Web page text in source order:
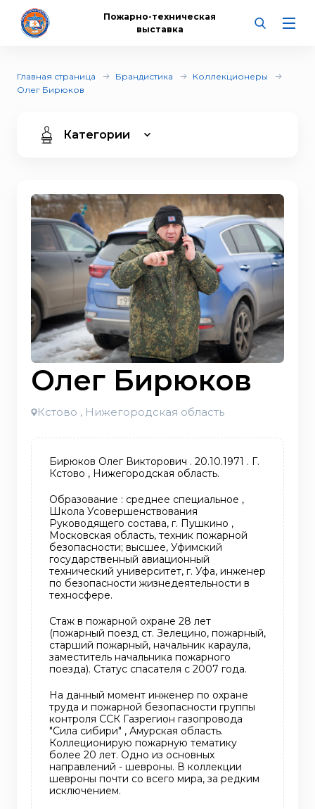
Пожарно-техническая
выставка
Главная страница Брандистика
Коллекционеры
Олег Бирюков
Категории
Олег Бирюков
Кстово , Нижегородская область
Бирюков Олег Викторович . 20.10.1971 . Г.
Кстово , Нижегородская область.
Образование : среднее специальное ,
Школа Усовершенствования
Руководящего состава, г. Пушкино ,
Московская область, техник пожарной
безопасности; высшее, Уфимский
государственный авиационный
технический университет, г. Уфа, инженер
по безопасности жизнедеятельности в
техносфере.
Стаж в пожарной охране 28 лет
(пожарный поезд ст. Зелецино, пожарный,
старший пожарный, начальник караула,
заместитель начальника пожарного
поезда). Статус спасателя с 2007 года.
На данный момент инженер по охране
труда и пожарной безопасности группы
контроля ССК Газрегион газопровода
"Сила сибири" , Амурская область.
Коллеционирую пожарную тематику
более 20 лет. Одно из основных
направлений - шевроны. В коллекции
шевроны почти со всего мира, за редким
исключением.